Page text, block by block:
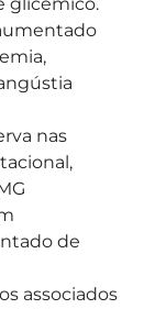
nas
de
associados